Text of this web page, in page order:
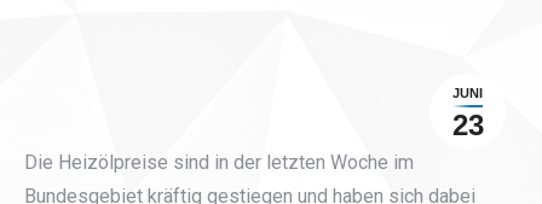
JUNI
23
Die Heizölpreise sind in der letzten Woche im
Bundesgebiet kräftig gestiegen und haben sich dabei